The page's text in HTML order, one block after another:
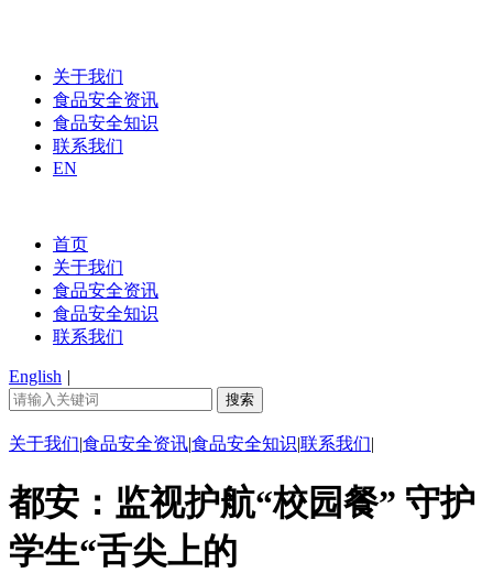
关于我们
食品安全资讯
食品安全知识
联系我们
EN
首页
关于我们
食品安全资讯
食品安全知识
联系我们
English |
关于我们|食品安全资讯|食品安全知识|联系我们|
都安：监视护航“校园餐” 守护
学生“舌尖上的